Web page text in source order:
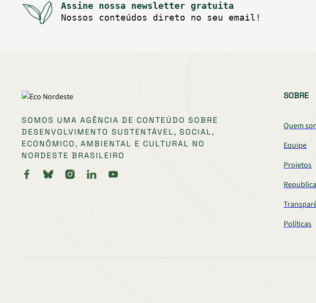
Assine nossa newsletter gratuita
Nossos conteúdos direto no seu email!
SOMOS UMA AGÊNCIA DE CONTEÚDO SOBRE
DESENVOLVIMENTO SUSTENTÁVEL, SOCIAL,
ECONÔMICO, AMBIENTAL E CULTURAL NO
NORDESTE BRASILEIRO
SOBRE
Quem
Equipe
Projetos
Políticas